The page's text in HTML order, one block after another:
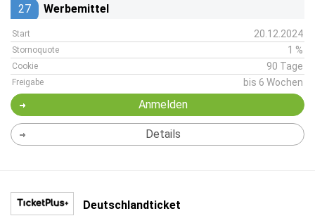
27 Werbemittel
Start 20.12.2024
Stornoquote 1 %
Cookie 90 Tage
Freigabe bis 6 Wochen
Anmelden
Details
Deutschlandticket